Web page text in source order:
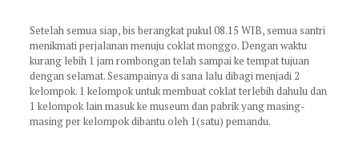
Setelah semua siap, bis berangkat pukul 08.15 WIB, semua santri
menikmati perjalanan menuju coklat monggo. Dengan waktu
kurang lebih 1 jam rombongan telah sampai ke tempat tujuan
dengan selamat. Sesampainya di sana lalu dibagi menjadi 2
kelompok. 1 kelompok untuk membuat coklat terlebih dahulu dan
1 kelompok lain masuk ke museum dan pabrik yang masing-
masing per kelompok dibantu oleh 1(satu) pemandu.